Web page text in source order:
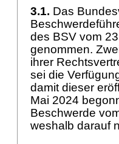
3.1. Das
des BSV vom
genommen.
ihrer
sei die
damit dieser
Mai 2024
Beschwerde
weshalb darauf